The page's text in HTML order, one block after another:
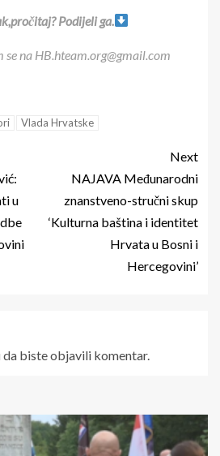
Podijeli ga.
na HB.hteam.org@gmail.com
Vlada Hrvatske
u
Next
NAJAVA Međunarodni
znanstveno-stručni skup
‘Kulturna baština i identitet
Hrvata u Bosni i
Hercegovini’
da biste objavili komentar.